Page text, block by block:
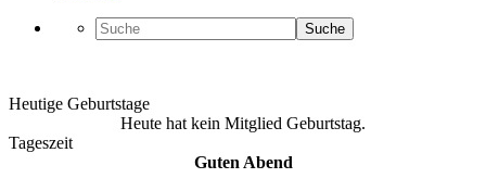
Suche
Heutige Geburtstage
Heute hat kein Mitglied Geburtstag.
Tageszeit
Guten Abend